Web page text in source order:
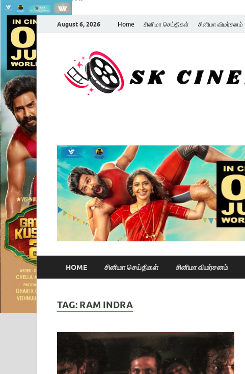
August 6, 2026 Home சினிமா செய்திகள் சினிமா விமர்சனம்
HOME சினிமா செய்திகள் சினிமா விமர்சனம்
TAG: RAM INDRA